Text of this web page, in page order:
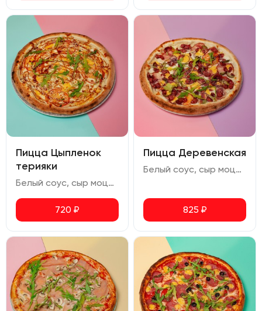
Пицца Цыпленок
терияки
Белый соус, сыр моцарелла, сыр чеддер, куриное филе, помидор, соус терияки, кунжут, руккола, орегано
720 ₽
Пицца Деревенская
Белый соус, сыр моцарелла, бекон, охотничьи колбаски, помидор, сыр чеддер, огурец маринованный, лук репчатый, орегано
825 ₽